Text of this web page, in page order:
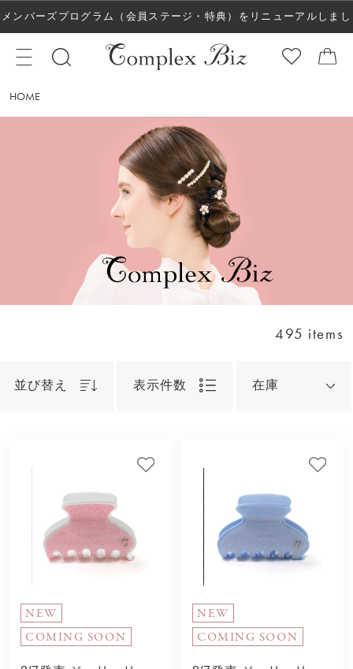
メンバーズプログラム（会員ステージ・特典）をリニューアルしまし
た！
HOME
495 items
並び替え 表示件数 在庫
NEW
COMING SOON
NEW
COMING SOON